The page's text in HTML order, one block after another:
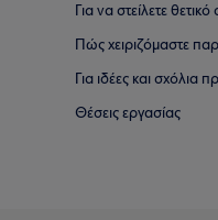
Για να στείλετε θετικό
Πώς χειριζόμαστε
Για ιδέες και σχόλια
Θέσεις εργασίας